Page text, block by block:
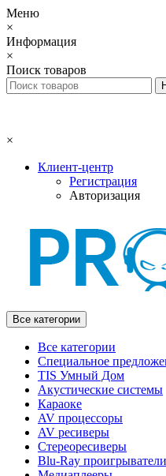
Меню
×
Информация
×
Поиск товаров
×
Клиент-центр
Регистрация
Авторизация
Все категории
Все категории
Специальное
TIS Умный Дом
Акустические системы
Караоке
AV процессоры
AV ресиверы
Стереоресиверы
Blu-Ray проигрыватели